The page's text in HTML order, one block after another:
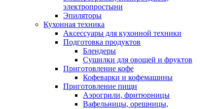
электропростыни
Эпиляторы
Кухонная техника
Аксессуары для кухонной техники
Подготовка продуктов
Блендеры
Сушилки для овощей и фруктов
Приготовление кофе
Кофеварки и кофемашины
Приготовление пищи
Аэрогрили, фритюрницы
Вафельницы, орешницы,